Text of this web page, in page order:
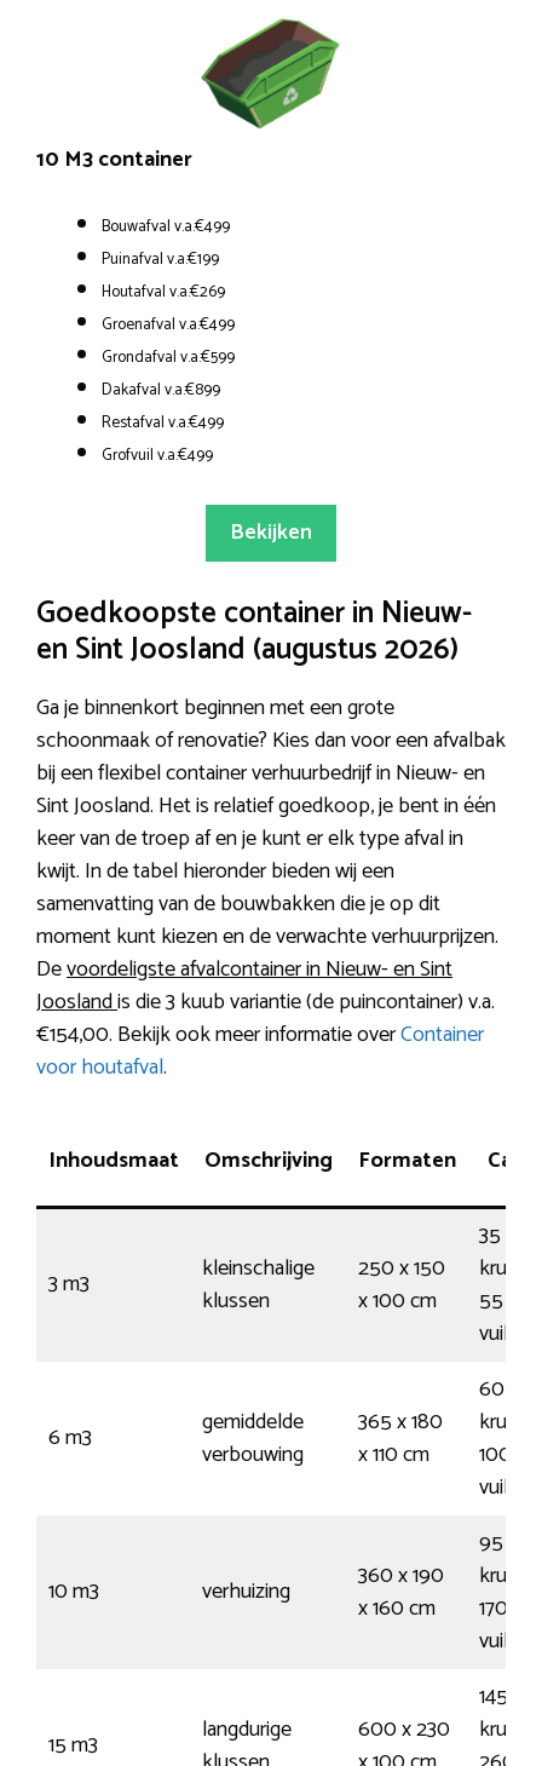
10 M3 container
Bouwafval v.a.€499
Puinafval v.a.€199
Houtafval v.a.€269
Groenafval v.a.€499
Grondafval v.a.€599
Dakafval v.a.€899
Restafval v.a.€499
Grofvuil v.a.€499
Bekijken
Goedkoopste container in Nieuw-
en Sint Joosland (augustus 2026)
Ga je binnenkort beginnen met een grote
schoonmaak of renovatie? Kies dan voor een afvalbak
bij een flexibel container verhuurbedrijf in Nieuw- en
Sint Joosland. Het is relatief goedkoop, je bent in één
keer van de troep af en je kunt er elk type afval in
kwijt. In de tabel hieronder bieden wij een
samenvatting van de bouwbakken die je op dit
moment kunt kiezen en de verwachte verhuurprijzen.
Devoordeligste afvalcontainer in Nieuw- en Sint
Jooslandis die 3 kuub variantie (de puincontainer) v.a.
€154,00. Bekijk ook meer informatie overContainer
voor houtafval.
Inhoudsmaat Omschrijving Formaten
3 m3
kleinschalige
klussen
250 x 150
x 100 cm
35
55
6 m3
gemiddelde
verbouwing
365 x 180
x 110 cm
60
100
10 m3 verhuizing
360 x 190
x 160 cm
95
170
15 m3
langdurige
600 x 230
145